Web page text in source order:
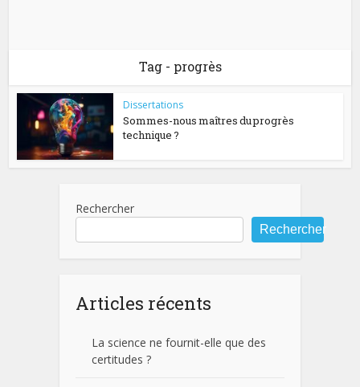
Tag - progrès
Dissertations
Sommes-nous maîtres du progrès
technique ?
Rechercher
Rechercher
Articles récents
La science ne fournit-elle que des
certitudes ?